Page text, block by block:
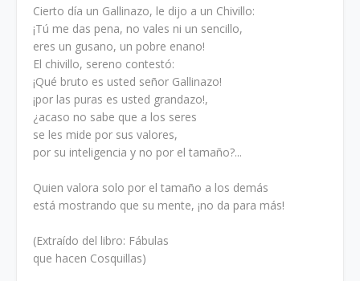
Cierto día un Gallinazo, le dijo a un Chivillo:
¡Tú me das pena, no vales ni un sencillo,
eres un gusano, un pobre enano!
El chivillo, sereno contestó:
¡Qué bruto es usted señor Gallinazo!
¡por las puras es usted grandazo!,
¿acaso no sabe que a los seres
se les mide por sus valores,
por su inteligencia y no por el tamaño?...
Quien valora solo por el tamaño a los demás
está mostrando que su mente, ¡no da para más!
(Extraído del libro: Fábulas
que hacen Cosquillas)